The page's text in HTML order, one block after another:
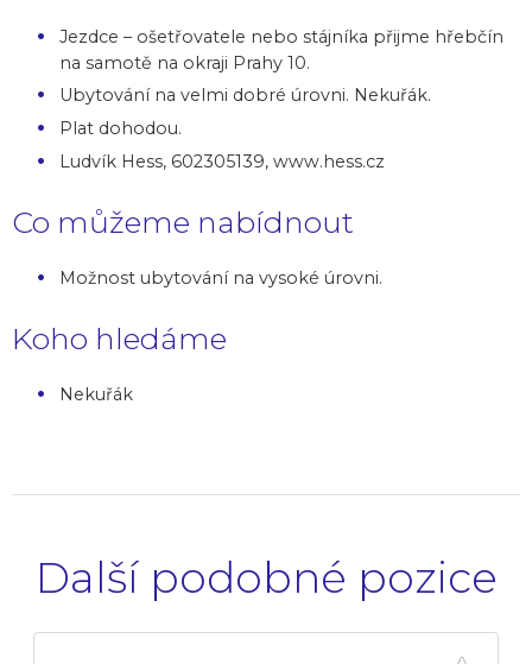
Jezdce – ošetřovatele nebo stájníka přijme hřebčín
na samotě na okraji Prahy 10.
Ubytování na velmi dobré úrovni. Nekuřák.
Plat dohodou.
Ludvík Hess, 602305139, www.hess.cz
Co můžeme nabídnout
Možnost ubytování na vysoké úrovni.
Koho hledáme
Nekuřák
Další podobné pozice